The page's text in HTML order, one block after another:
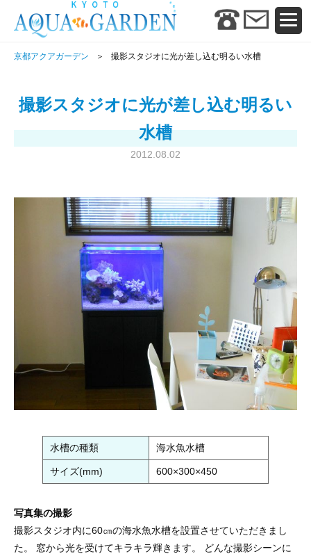
京都アクアガーデン 撮影スタジオに光が差し込む明るい水槽
撮影スタジオに光が差し込む明るい
水槽
2012.08.02
水槽の種類 海水魚水槽
サイズ(mm) 600×300×450
写真集の撮影
撮影スタジオ内に60㎝の海水魚水槽を設置させていただきまし
た。 窓から光を受けてキラキラ輝きます。 どんな撮影シーンに